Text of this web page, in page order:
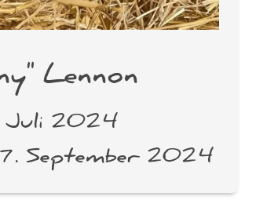
Lennon
Juli 2024
September 2024